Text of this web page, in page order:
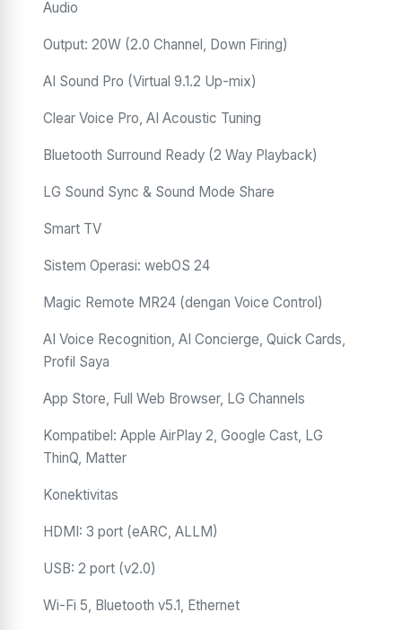
Audio
Output: 20W (2.0 Channel, Down Firing)
AI Sound Pro (Virtual 9.1.2 Up-mix)
Clear Voice Pro, AI Acoustic Tuning
Bluetooth Surround Ready (2 Way Playback)
LG Sound Sync & Sound Mode Share
Smart TV
Sistem Operasi: webOS 24
Magic Remote MR24 (dengan Voice Control)
AI Voice Recognition, AI Concierge, Quick Cards,
Profil Saya
App Store, Full Web Browser, LG Channels
Kompatibel: Apple AirPlay 2, Google Cast, LG
ThinQ, Matter
Konektivitas
HDMI: 3 port (eARC, ALLM)
USB: 2 port (v2.0)
Wi-Fi 5, Bluetooth v5.1, Ethernet